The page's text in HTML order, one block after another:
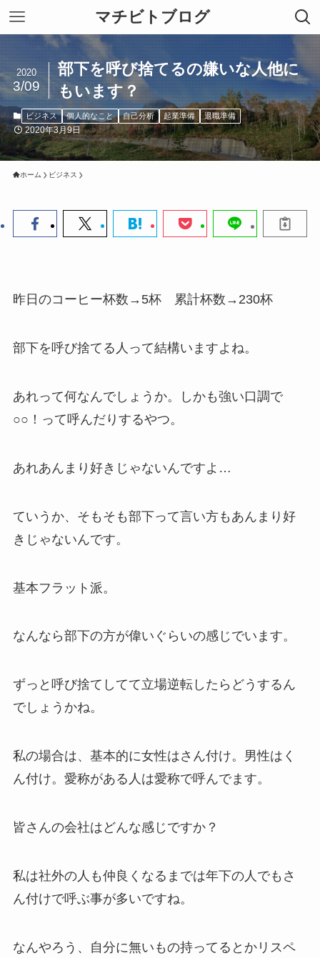
マチビトブログ
部下を呼び捨てるの嫌いな人他に
もいます？
2020
3/09
ビジネス 個人的なこと 自己分析 起業準備 退職準備
2020年3月9日
ホーム ビジネス
昨日のコーヒー杯数→5杯 累計杯数→230杯
部下を呼び捨てる人って結構いますよね。
あれって何なんでしょうか。しかも強い口調で
○○！って呼んだりするやつ。
あれあんまり好きじゃないんですよ…
ていうか、そもそも部下って言い方もあんまり好
きじゃないんです。
基本フラット派。
なんなら部下の方が偉いぐらいの感じでいます。
ずっと呼び捨てしてて立場逆転したらどうするん
でしょうかね。
私の場合は、基本的に女性はさん付け。男性はく
ん付け。愛称がある人は愛称で呼んでます。
皆さんの会社はどんな感じですか？
私は社外の人も仲良くなるまでは年下の人でもさ
ん付けで呼ぶ事が多いですね。
なんやろう、自分に無いもの持ってるとかリスペ